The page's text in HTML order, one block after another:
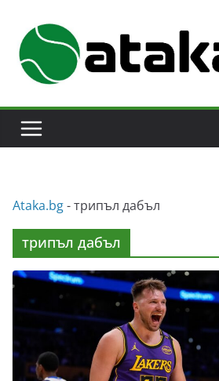
content
Аtaka.bg-трипъл дабъл
трипъл дабъл